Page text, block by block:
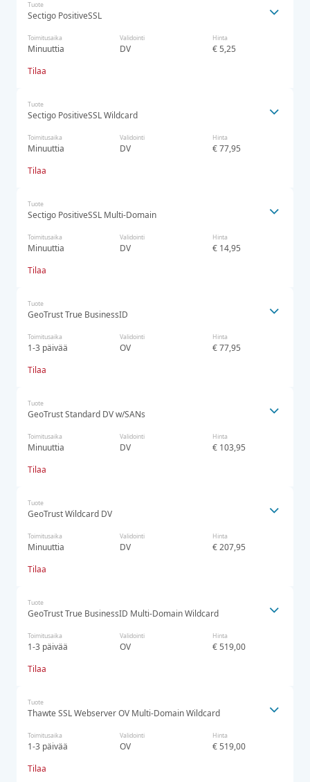
Tuote
Sectigo PositiveSSL
Toimitusaika
Minuuttia
Validointi
DV
Hinta
€ 5,25
Tilaa
Tuote
Sectigo PositiveSSL Wildcard
Toimitusaika
Minuuttia
Validointi
DV
Hinta
€ 77,95
Tilaa
Tuote
Sectigo PositiveSSL Multi-Domain
Toimitusaika
Minuuttia
Validointi
DV
Hinta
€ 14,95
Tilaa
Tuote
GeoTrust True BusinessID
Toimitusaika
1-3 päivää
Validointi
OV
Hinta
€ 77,95
Tilaa
Tuote
GeoTrust Standard DV w/SANs
Toimitusaika
Minuuttia
Validointi
DV
Hinta
€ 103,95
Tilaa
Tuote
GeoTrust Wildcard DV
Toimitusaika
Minuuttia
Validointi
DV
Hinta
€ 207,95
Tilaa
Tuote
GeoTrust True BusinessID Multi-Domain Wildcard
Toimitusaika
1-3 päivää
Validointi
OV
Hinta
€ 519,00
Tilaa
Tuote
Thawte SSL Webserver OV Multi-Domain Wildcard
Toimitusaika
1-3 päivää
Validointi
OV
Hinta
€ 519,00
Tilaa